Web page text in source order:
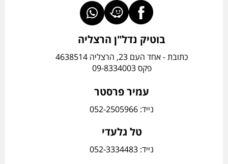
בוטיק נדל"ן הרצליה
כתובת - אחד העם 23, הרצליה 4638514
פקס 09-8334003
עמיר פרסטר
נייד: 052-2505966
טל גלעדי
נייד: 052-3334483